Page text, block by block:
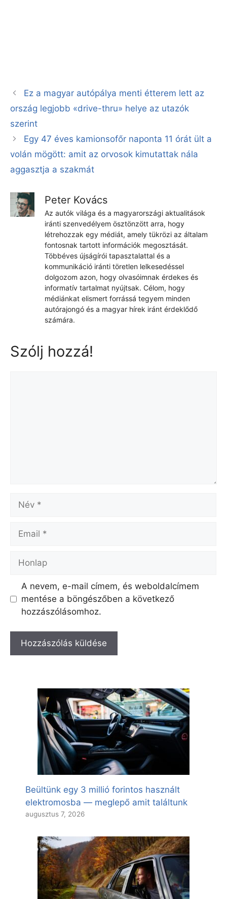
Ez a magyar autópálya menti étterem lett az
ország legjobb «drive-thru» helye az utazók
szerint
Egy 47 éves kamionsofőr naponta 11 órát ült a
volán mögött: amit az orvosok kimutattak nála
aggasztja a szakmát
Peter Kovács
Az autók világa és a magyarországi aktualitások
iránti szenvedélyem ösztönzött arra, hogy
létrehozzak egy médiát, amely tükrözi az általam
fontosnak tartott információk megosztását.
Többéves újságírói tapasztalattal és a
kommunikáció iránti töretlen lelkesedéssel
dolgozom azon, hogy olvasóimnak érdekes és
informatív tartalmat nyújtsak. Célom, hogy
médiánkat elismert forrássá tegyem minden
autórajongó és a magyar hírek iránt érdeklődő
számára.
Szólj hozzá!
Név
Email
Honlap
A nevem, e-mail címem, és weboldalcímem
mentése a böngészőben a következő
hozzászólásomhoz.
Beültünk egy 3 millió forintos használt
elektromosba — meglepő amit találtunk
augusztus 7, 2026